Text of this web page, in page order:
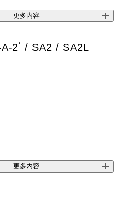
更多内容
2* / SA2 / SA2L
更多内容